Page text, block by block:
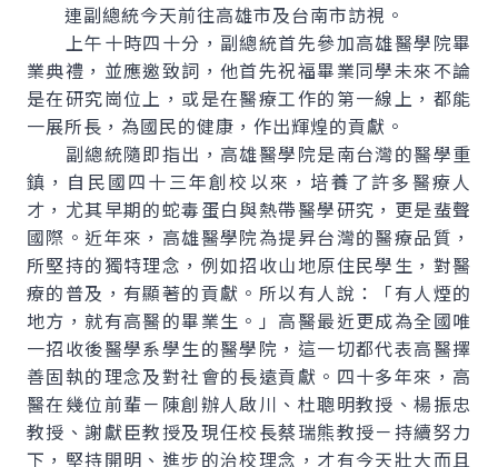
連副總統今天前往高雄市及台南市訪視。
上午十時四十分，副總統首先參加高雄醫學院畢
業典禮，並應邀致詞，他首先祝福畢業同學未來不論
是在研究崗位上，或是在醫療工作的第一線上，都能
一展所長，為國民的健康，作出輝煌的貢獻。
副總統隨即指出，高雄醫學院是南台灣的醫學重
鎮，自民國四十三年創校以來，培養了許多醫療人
才，尤其早期的蛇毒蛋白與熱帶醫學研究，更是蜚聲
國際。近年來，高雄醫學院為提昇台灣的醫療品質，
所堅持的獨特理念，例如招收山地原住民學生，對醫
療的普及，有顯著的貢獻。所以有人說：「有人煙的
地方，就有高醫的畢業生。」高醫最近更成為全國唯
一招收後醫學系學生的醫學院，這一切都代表高醫擇
善固執的理念及對社會的長遠貢獻。四十多年來，高
醫在幾位前輩－陳創辦人啟川、杜聰明教授、楊振忠
教授、謝獻臣教授及現任校長蔡瑞熊教授－持續努力
下，堅持開明、進步的治校理念，才有今天壯大而且